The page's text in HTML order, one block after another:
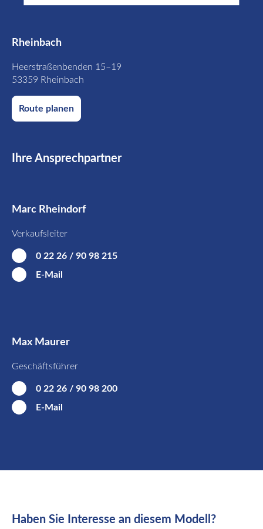
Rheinbach
Heerstraßenbenden 15–19
53359 Rheinbach
Route planen
Ihre Ansprechpartner
Marc Rheindorf
Verkaufsleiter
0 22 26 / 90 98 215
E-Mail
Max Maurer
Geschäftsführer
0 22 26 / 90 98 200
E-Mail
Haben Sie Interesse an diesem Modell?